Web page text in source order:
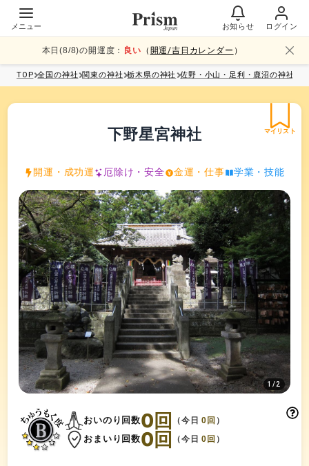
メニュー お知らせ ログイン
本日(8/8)の開運度： 良い （ 開運/吉日カレンダー ）
TOP 全国の神社 関東の神社 栃木県の神社 佐野・小山・足利・鹿沼の神社
マイリスト
下野星宮神社
開運・成功運 厄除け・安全 金運・仕事 学業・技能
1/2
おいのり回数0回 （今日0回 ）
おまいり回数0回 （今日0回 ）